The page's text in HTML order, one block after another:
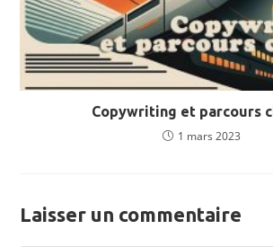
Copywriting et parcours
1 mars 2023
Laisser un commentaire